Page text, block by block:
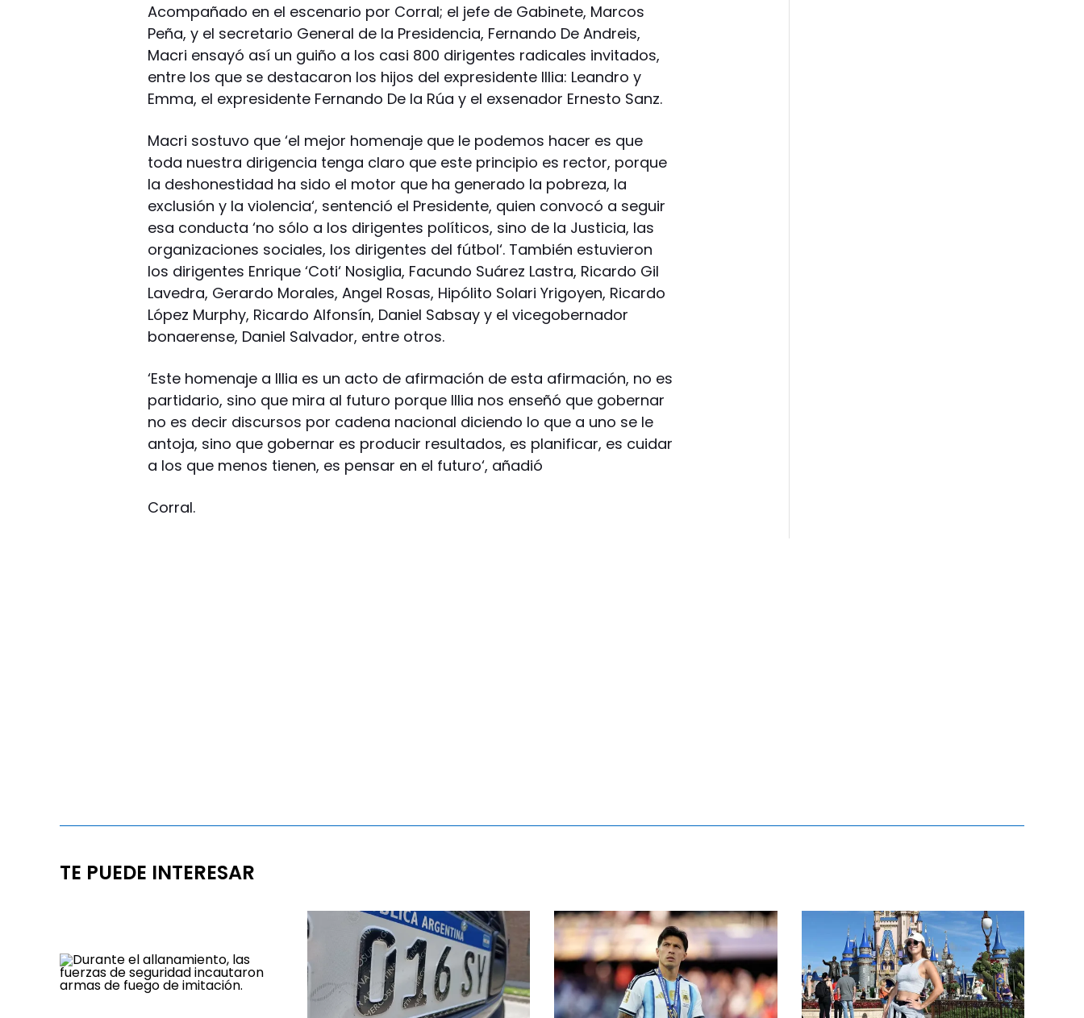
Acompañado en el escenario por Corral; el jefe de Gabinete, Marcos
Peña, y el secretario General de la Presidencia, Fernando De Andreis,
Macri ensayó así un guiño a los casi 800 dirigentes radicales invitados,
entre los que se destacaron los hijos del expresidente Illia: Leandro y
Emma, el expresidente Fernando De la Rúa y el exsenador Ernesto Sanz.
Macri sostuvo que ‘el mejor homenaje que le podemos hacer es que
toda nuestra dirigencia tenga claro que este principio es rector, porque
la deshonestidad ha sido el motor que ha generado la pobreza, la
exclusión y la violencia‘, sentenció el Presidente, quien convocó a seguir
esa conducta ‘no sólo a los dirigentes políticos, sino de la Justicia, las
organizaciones sociales, los dirigentes del fútbol‘. También estuvieron
los dirigentes Enrique ‘Coti‘ Nosiglia, Facundo Suárez Lastra, Ricardo Gil
Lavedra, Gerardo Morales, Angel Rosas, Hipólito Solari Yrigoyen, Ricardo
López Murphy, Ricardo Alfonsín, Daniel Sabsay y el vicegobernador
bonaerense, Daniel Salvador, entre otros.
‘Este homenaje a Illia es un acto de afirmación de esta afirmación, no es
partidario, sino que mira al futuro porque Illia nos enseñó que gobernar
no es decir discursos por cadena nacional diciendo lo que a uno se le
antoja, sino que gobernar es producir resultados, es planificar, es cuidar
a los que menos tienen, es pensar en el futuro‘, añadió
Corral.
TE PUEDE INTERESAR